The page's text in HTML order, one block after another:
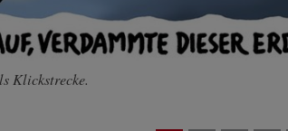
Klickstrecke.